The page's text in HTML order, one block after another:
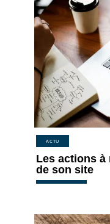
ACTU
Les actions à
de son site